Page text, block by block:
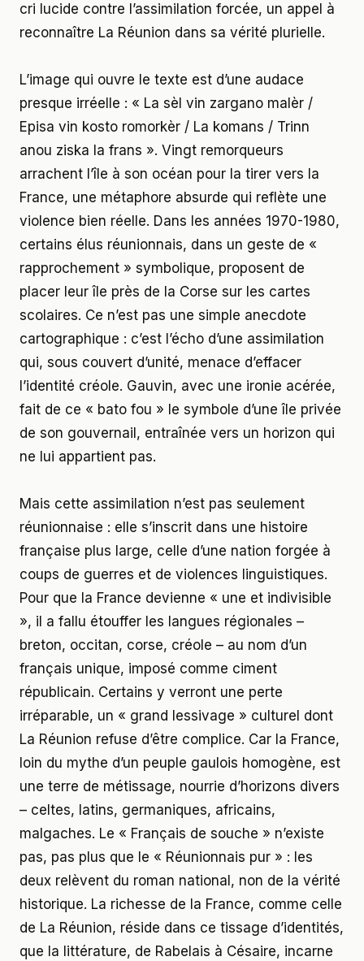
cri lucide contre l’assimilation forcée, un appel à
reconnaître La Réunion dans sa vérité plurielle.
L’image qui ouvre le texte est d’une audace
presque irréelle : « La sèl vin zargano malèr /
Episa vin kosto romorkèr / La komans / Trinn
anou ziska la frans ». Vingt remorqueurs
arrachent l’île à son océan pour la tirer vers la
France, une métaphore absurde qui reflète une
violence bien réelle. Dans les années 1970-1980,
certains élus réunionnais, dans un geste de «
rapprochement » symbolique, proposent de
placer leur île près de la Corse sur les cartes
scolaires. Ce n’est pas une simple anecdote
cartographique : c’est l’écho d’une assimilation
qui, sous couvert d’unité, menace d’effacer
l’identité créole. Gauvin, avec une ironie acérée,
fait de ce « bato fou » le symbole d’une île privée
de son gouvernail, entraînée vers un horizon qui
ne lui appartient pas.
Mais cette assimilation n’est pas seulement
réunionnaise : elle s’inscrit dans une histoire
française plus large, celle d’une nation forgée à
coups de guerres et de violences linguistiques.
Pour que la France devienne « une et indivisible
», il a fallu étouffer les langues régionales –
breton, occitan, corse, créole – au nom d’un
français unique, imposé comme ciment
républicain. Certains y verront une perte
irréparable, un « grand lessivage » culturel dont
La Réunion refuse d’être complice. Car la France,
loin du mythe d’un peuple gaulois homogène, est
une terre de métissage, nourrie d’horizons divers
– celtes, latins, germaniques, africains,
malgaches. Le « Français de souche » n’existe
pas, pas plus que le « Réunionnais pur » : les
deux relèvent du roman national, non de la vérité
historique. La richesse de la France, comme celle
de La Réunion, réside dans ce tissage d’identités,
que la littérature, de Rabelais à Césaire, incarne